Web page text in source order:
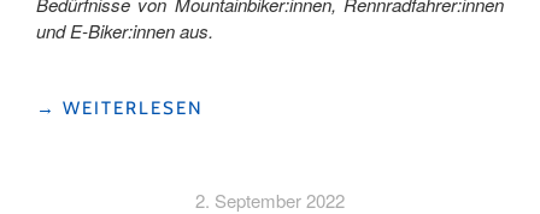
und E-Biker:innen aus.
"KRAFTORT
→ WEITERLESEN
2. September 2022